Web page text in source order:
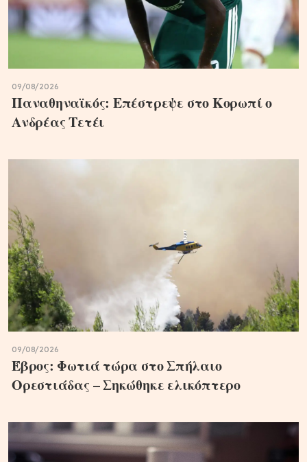
09/08/2026
Παναθηναϊκός: Επέστρεψε στο Κορωπί ο
Ανδρέας Τετέι
09/08/2026
Έβρος: Φωτιά τώρα στο Σπήλαιο
Ορεστιάδας – Σηκώθηκε ελικόπτερο